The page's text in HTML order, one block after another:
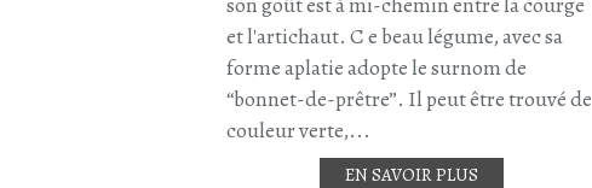
et l'artichaut. C e beau légume, avec sa
forme aplatie adopte le surnom de
“bonnet-de-prêtre”. Il peut être trouvé de
couleur verte,...
EN SAVOIR PLUS